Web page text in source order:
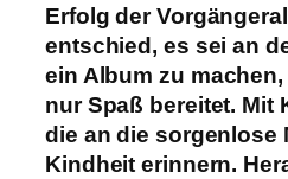
Erfolg der
entschied, es sei an
ein Album zu
nur Spaß bereitet. Mit
die an die sorgenlose
Kindheit erinnern.